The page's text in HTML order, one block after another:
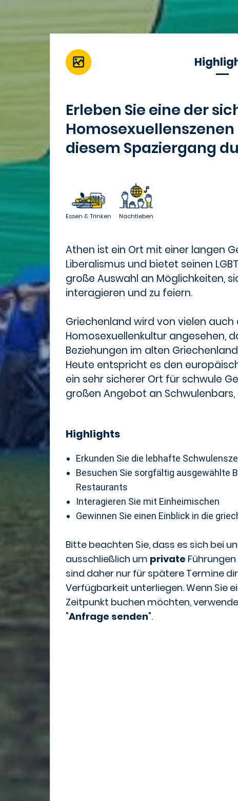
Erleben Sie eine der
diesem Spaziergang
Essen & Trinken Nachtleben
Athen ist ein Ort mit einer langen
Liberalismus und bietet seinen
große Auswahl an Möglichkeiten,
interagieren und zu feiern.
Griechenland wird von vielen
Homosexuellenkultur angesehen,
Beziehungen im alten
Heute entspricht es den
ein sehr sicherer Ort für schwule
großen Angebot an
Highlights
Erkunden Sie die lebhafte
Besuchen Sie sorgfältig ausgewählte
Restaurants
Interagieren Sie mit Einheimischen
Gewinnen Sie einen Einblick in die
Bitte beachten Sie, dass es sich bei
ausschließlich um private
sind daher nur für spätere Termine
Verfügbarkeit unterliegen. Wenn Sie
Zeitpunkt buchen möchten,
"Anfrage senden".